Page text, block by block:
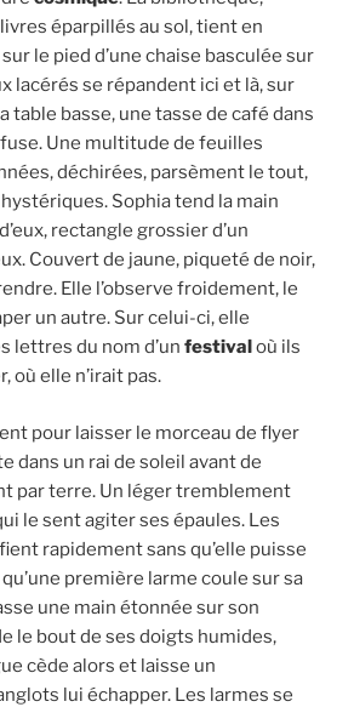
éparpillés au sol, tient en
le pied d’une chaise basculée sur
lacérés se répandent ici et là, sur
table basse, une tasse de café dans
Une multitude de feuilles
déchirées, parsèment le tout,
Sophia tend la main
rectangle grossier d’un
Couvert de jaune, piqueté de noir,
Elle l’observe froidement, le
un autre. Sur celui-ci, elle
lettres du nom d’un festival où ils
où elle n’irait pas.
pour laisser le morceau de flyer
dans un rai de soleil avant de
par terre. Un léger tremblement
le sent agiter ses épaules. Les
rapidement sans qu’elle puisse
première larme coule sur sa
une main étonnée sur son
le bout de ses doigts humides,
cède alors et laisse un
lui échapper. Les larmes se